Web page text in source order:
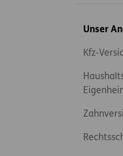
Unser
Kfz-